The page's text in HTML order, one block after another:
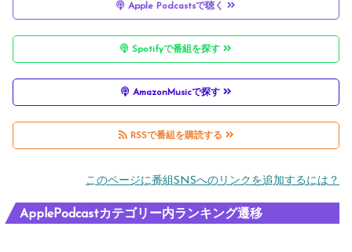
Expand Your Mind | Dr.
Sam Harris
Apple Podcastsで聴く
Spotifyで番組を探す
AmazonMusicで探す
RSSで番組を購読する
このページに番組SNSへのリンクを追加するには？
ApplePodcastカテゴリー内ランキング遷移